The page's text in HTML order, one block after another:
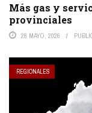
Más gas y
provinciales
28 MAYO, 2026
REGIONALES